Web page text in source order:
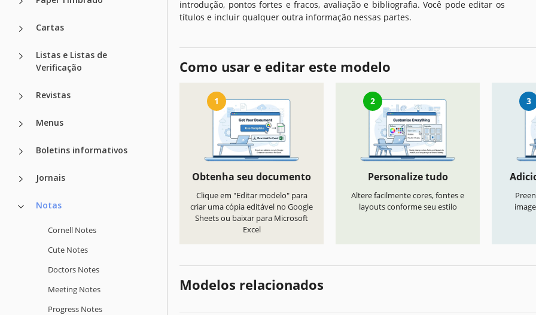
Cartas
Listas e Listas de
Verificação
Revistas
Menus
Boletins informativos
Jornais
Notas
Cornell Notes
Cute Notes
Doctors Notes
Meeting Notes
Progress Notes
introdução, pontos fortes e fracos, avaliação e bibliografia. Você pode editar os
títulos e incluir qualquer outra informação nessas partes.
Como usar e editar este modelo
1
Obtenha seu documento
Clique em "Editar modelo" para
criar uma cópia editável no Google
Sheets ou baixar para Microsoft
Excel
2
Personalize tudo
Altere facilmente cores, fontes e
layouts conforme seu estilo
3
Modelos relacionados